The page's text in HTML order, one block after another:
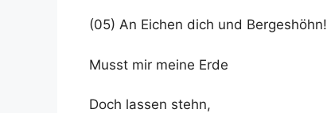
(05) An Eichen dich und Bergeshöhn!
Musst mir meine Erde
Doch lassen stehn,